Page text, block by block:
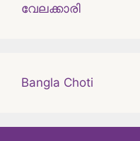
വേലക്കാരി
Bangla Choti